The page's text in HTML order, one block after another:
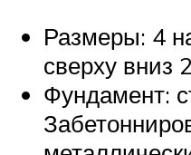
Размеры: 4
сверху вниз
Фундамент: